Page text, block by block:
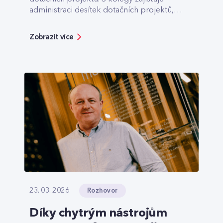
administraci desítek dotačních projektů,
odlehlých lokalitách.
Zobrazit více
23. 03. 2026 Rozhovor
Díky chytrým nástrojům